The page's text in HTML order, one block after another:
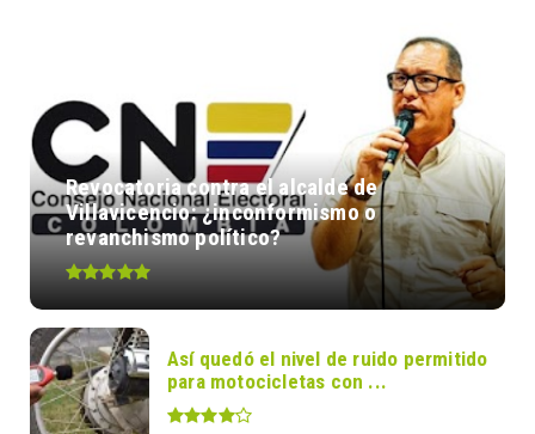
Revocatoria contra el alcalde de
Villavicencio: ¿inconformismo o
revanchismo político?
Así quedó el nivel de ruido permitido
para motocicletas con ...